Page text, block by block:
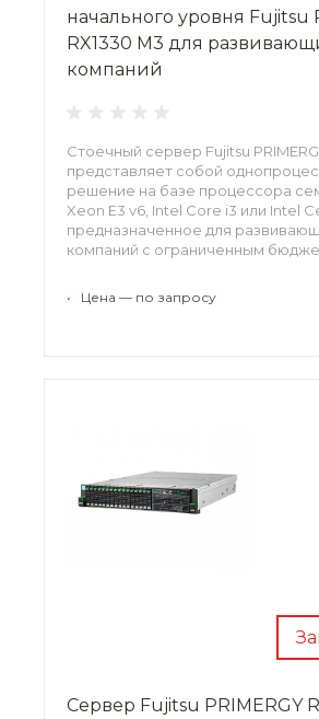
начального уровня Fujitsu
RX1330 M3 для
компаний
Стоечный сервер Fujitsu
представляет собой
решение на базе процессора
Xeon E3 v6, Intel Core i3 или Intel
предназначенное для
компаний с ограниченным
архитектуры.
• Цена — по запросу
Сервер Fujitsu PRIMERGY